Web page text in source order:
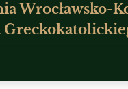
Wrocławsko-